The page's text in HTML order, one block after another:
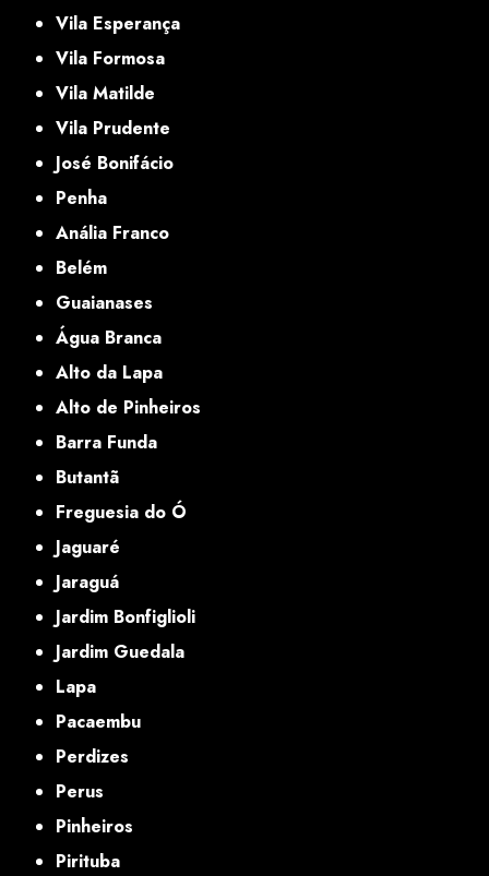
Vila Esperança
Vila Formosa
Vila Matilde
Vila Prudente
José Bonifácio
Penha
Anália Franco
Belém
Guaianases
Água Branca
Alto da Lapa
Alto de Pinheiros
Barra Funda
Butantã
Freguesia do Ó
Jaguaré
Jaraguá
Jardim Bonfiglioli
Jardim Guedala
Lapa
Pacaembu
Perdizes
Perus
Pinheiros
Pirituba